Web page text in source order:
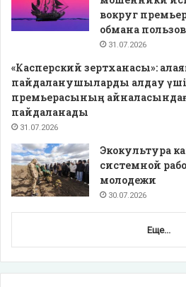
вокруг
обмана
31.07.2026
«Касперский зертханасы»:
пайдаланушыларды алдау
премьерасының
пайдаланады
31.07.2026
Экокультура
системной
молодежи
30.07.2026
Еще...